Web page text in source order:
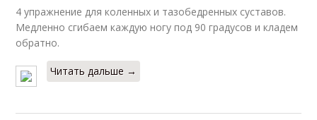
4 упражнение для коленных и тазобедренных суставов.
Медленно сгибаем каждую ногу под 90 градусов и кладем
обратно.
Читать дальше →